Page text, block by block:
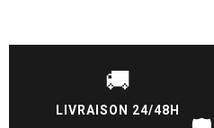
🚚
LIVRAISON 24/48H